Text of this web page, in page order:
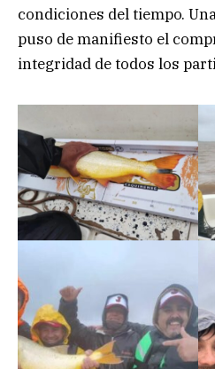
condiciones del tiempo.
puso de manifiesto el
integridad de todos los